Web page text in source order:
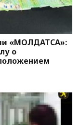
«МОЛДАТСА»:
о